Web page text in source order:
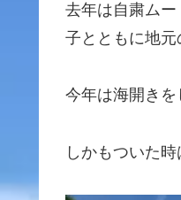
去年は自粛ム
子とともに地元
今年は海開きを
しかもついた時